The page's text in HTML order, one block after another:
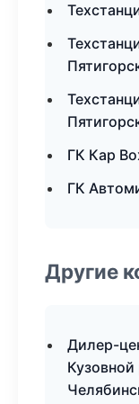
ГК Кар
ГК
Другие
Дилер-